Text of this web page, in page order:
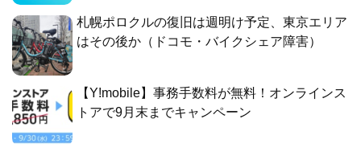
札幌ポロクルの復旧は週明け予定、東京エリア
はその後か（ドコモ・バイクシェア障害）
【Y!mobile】事務手数料が無料！オンラインス
トアで9月末までキャンペーン